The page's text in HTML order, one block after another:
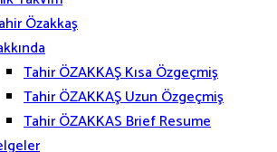
Özakkaş
Tahir ÖZAKKAŞ Kısa Özgeçmiş
Tahir ÖZAKKAŞ Uzun Özgeçmiş
Tahir ÖZAKKAS Brief Resume